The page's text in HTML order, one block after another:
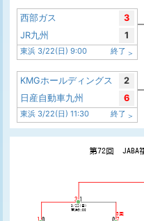
西部ガス
3
JR九州
1
東浜 3/22(日) 9:00 終了
KMGホールディングス
2
日産自動車九州
6
東浜 3/22(日) 11:30 終了